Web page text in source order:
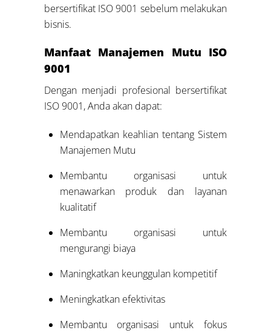
bersertifikat ISO 9001 sebelum melakukan
bisnis.
Manfaat Manajemen Mutu ISO
9001
Dengan menjadi profesional bersertifikat
ISO 9001, Anda akan dapat:
Mendapatkan keahlian tentang Sistem
Manajemen Mutu
Membantu organisasi untuk
menawarkan produk dan layanan
kualitatif
Membantu organisasi untuk
mengurangi biaya
Maningkatkan keunggulan kompetitif
Meningkatkan efektivitas
Membantu organisasi untuk fokus